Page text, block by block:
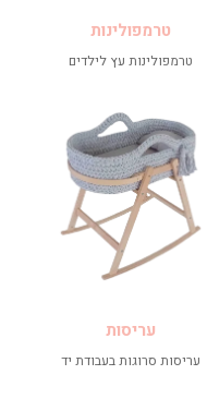
טרמפולינות
טרמפולינות עץ לילדים
עריסות
עריסות סרוגות בעבודת יד